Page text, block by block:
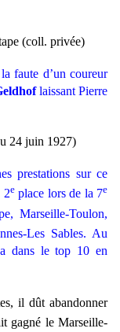
(coll. privée)
faute d’un coureur
laissant Pierre
24 juin 1927)
prestations sur ce
2eplace lors de la 7e
Marseille-Toulon,
Les Sables. Au
dans le top 10 en
il dût abandonner
gagné le Marseille-